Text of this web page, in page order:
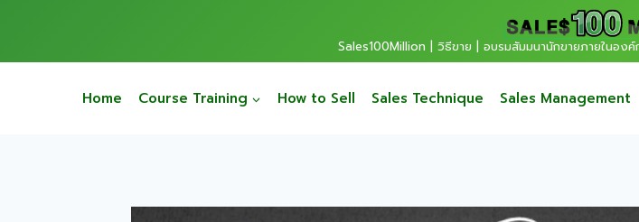
Sales100Million | วิธีขาย | อบรมสัมมนานักขายภายในอง
Home Course Training How to Sell Sales Technique Sales Management